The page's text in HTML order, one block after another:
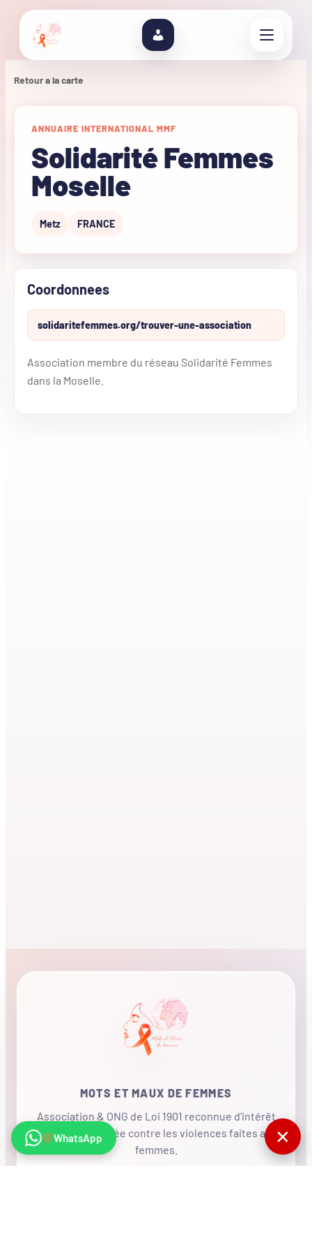
Retour a la carte
ANNUAIRE INTERNATIONAL MMF
Solidarité Femmes
Moselle
Metz FRANCE
Coordonnees
solidaritefemmes.org/trouver-une-association
Association membre du réseau Solidarité Femmes
dans la Moselle.
MOTS ET MAUX DE FEMMES
Association & ONG de Loi 1901 reconnue d'intérêt
général, mobilisée contre les violences faites aux
femmes.
WhatsApp ✕